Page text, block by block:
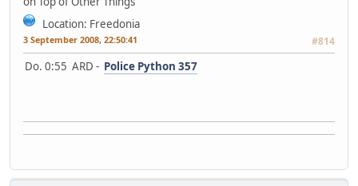
Location: Freedonia
3 September 2008, 22:50:41 #814
Do. 0:55 ARD - Police Python 357